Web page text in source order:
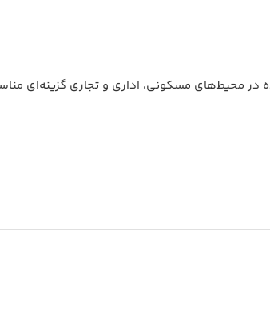
در محیط‌های مسکونی، اداری و تجاری گزینه‌ای